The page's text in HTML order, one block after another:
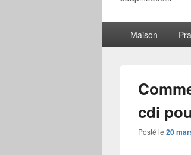
principalMaison
cdi
Posté le 20